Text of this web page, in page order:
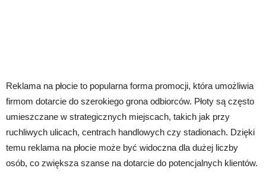
Reklama na płocie to popularna forma promocji, która umożliwia
firmom dotarcie do szerokiego grona odbiorców. Płoty są często
umieszczane w strategicznych miejscach, takich jak przy
ruchliwych ulicach, centrach handlowych czy stadionach. Dzięki
temu reklama na płocie może być widoczna dla dużej liczby
osób, co zwiększa szanse na dotarcie do potencjalnych klientów.